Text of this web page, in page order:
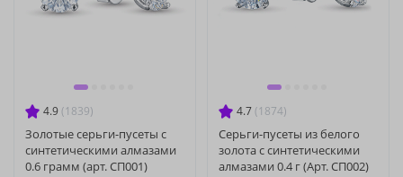
4.9 (1839)
Золотые серьги-пусеты с
синтетическими алмазами
0.6 грамм (арт. СП001)
4.7 (1874)
Серьги-пусеты из белого
золота с синтетическими
алмазами 0.4 г (Арт. СП002)